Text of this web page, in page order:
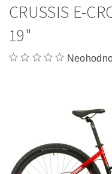
CRUSSIS E-
19"